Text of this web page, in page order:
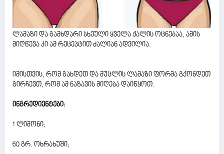
ლამაზი და გამხდარი სხეული ყველა ქალის ოცნებაა, ამის
მიღწევა კი ამ რეცეპტით ძალიან ადვილია.
იმისთვის, რომ გახდეთ და მუცლის ლამაზი ფორმა გქონდეთ
გირჩევთ, რომ ამ ნაზავის მიღება დაიწყოთ.
ინგრედიენტები:
1 ლიმონი;
60 გრ. ოხრახუში;